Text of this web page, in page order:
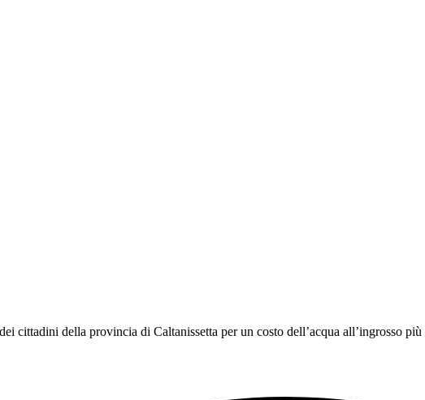
cittadini della provincia di Caltanissetta per un costo dell’acqua all’ingrosso